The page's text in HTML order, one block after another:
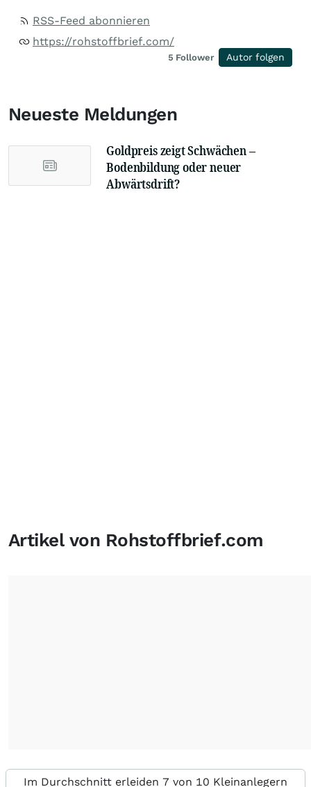
RSS-Feed abonnieren
https://rohstoffbrief.com/
5 Follower Autor folgen
Neueste Meldungen
Goldpreis zeigt Schwächen –
Bodenbildung oder neuer
Abwärtsdrift?
Artikel von Rohstoffbrief.com
Im Durchschnitt erleiden 7 von 10 Kleinanlegern